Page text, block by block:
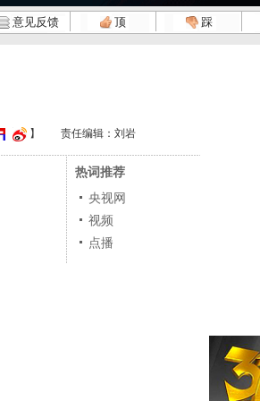
意见反馈 顶 踩
】 责任编辑：刘岩
热词推荐
央视网
视频
点播